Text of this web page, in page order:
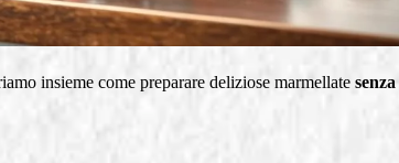
insieme come preparare deliziose marmellate senza